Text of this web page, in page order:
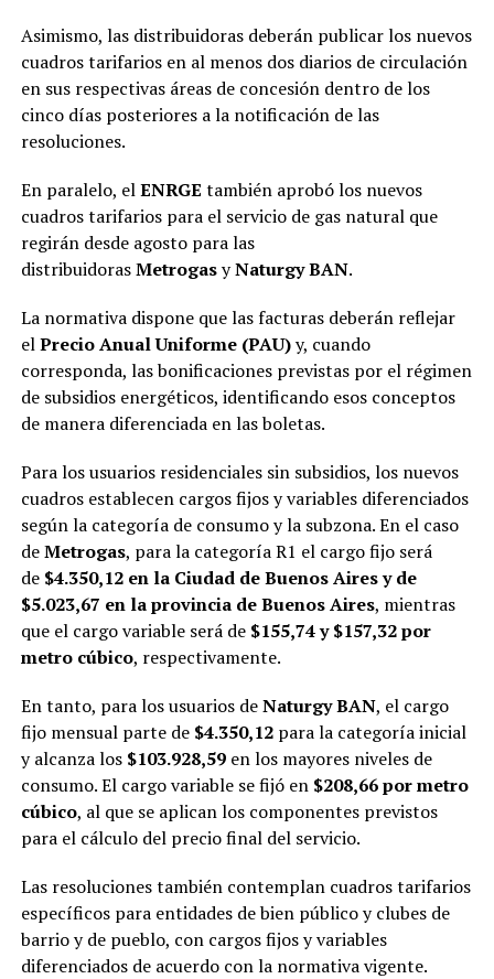
Asimismo, las distribuidoras deberán publicar los nuevos
cuadros tarifarios en al menos dos diarios de circulación
en sus respectivas áreas de concesión dentro de los
cinco días posteriores a la notificación de las
resoluciones.
En paralelo, elENRGE también aprobó los nuevos
cuadros tarifarios para el servicio de gas natural que
regirán desde agosto para las
distribuidorasMetrogasyNaturgy BAN.
La normativa dispone que las facturas deberán reflejar
elPrecio Anual Uniforme (PAU)y, cuando
corresponda, las bonificaciones previstas por el régimen
de subsidios energéticos, identificando esos conceptos
de manera diferenciada en las boletas.
Para los usuarios residenciales sin subsidios, los nuevos
cuadros establecen cargos fijos y variables diferenciados
según la categoría de consumo y la subzona. En el caso
deMetrogas, para la categoría R1 el cargo fijo será
de $4.350,12 en la Ciudad de Buenos Aires y de
$5.023,67 en la provincia de Buenos Aires, mientras
que el cargo variable será de $155,74 y $157,32 por
metro cúbico, respectivamente.
En tanto, para los usuarios deNaturgy BAN, el cargo
fijo mensual parte de $4.350,12para la categoría inicial
y alcanza los $103.928,59en los mayores niveles de
consumo. El cargo variable se fijó en $208,66 por metro
cúbico, al que se aplican los componentes previstos
para el cálculo del precio final del servicio.
Las resoluciones también contemplan cuadros tarifarios
específicos para entidades de bien público y clubes de
barrio y de pueblo, con cargos fijos y variables
diferenciados de acuerdo con la normativa vigente.